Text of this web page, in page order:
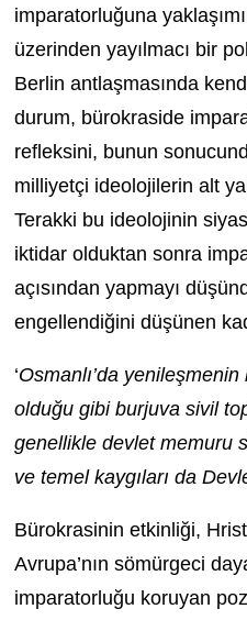
imparatorluğuna
üzerinden yayılmacı bir
Berlin antlaşmasında
durum, bürokraside
refleksini, bunun
milliyetçi ideolojilerin alt
Terakki bu ideolojinin
iktidar olduktan sonra
açısından yapmayı
engellendiğini düşünen
‘Osmanlı’da yenileşmenin
olduğu gibi burjuva sivil
genellikle devlet memuru
ve temel kaygıları da
Bürokrasinin etkinliği,
Avrupa’nın sömürgeci
imparatorluğu koruyan